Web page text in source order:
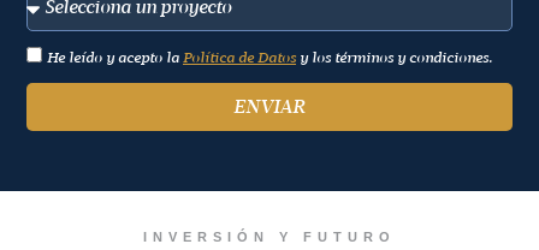
He leído y acepto la Política de Datos y los términos y condiciones.
ENVIAR
INVERSIÓN Y FUTURO